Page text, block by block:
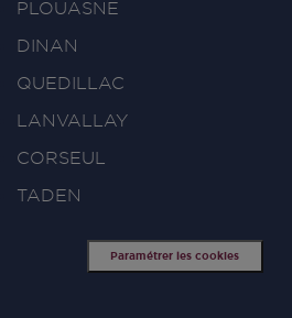
PLOUASNE
DINAN
QUEDILLAC
LANVALLAY
CORSEUL
TADEN
Paramétrer les cookies